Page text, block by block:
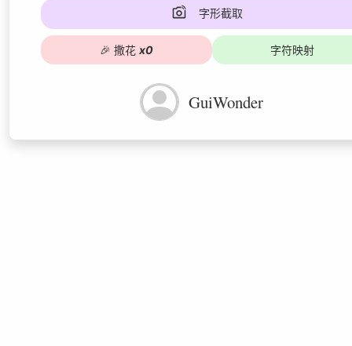
字形截取
🎉 撒花 x0 字符映射
GuiWonder